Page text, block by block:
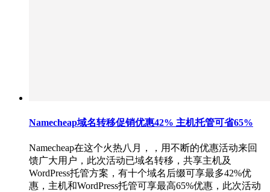
Namecheap域名转移促销优惠42% 主机托管可省65%
Namecheap在这个火热八月，，用不断的优惠活动来回
馈广大用户，此次活动已域名转移，共享主机及
WordPress托管方案，有十个域名后缀可享最多42%优
惠，主机和WordPress托管可享最高65%优惠，此次活动